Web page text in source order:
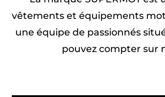
vêtements et équipements
une équipe de passionnés
pouvez compter sur